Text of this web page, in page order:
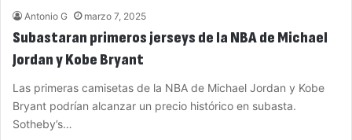
Antonio G marzo 7, 2025
Subastaran primeros jerseys de la NBA de Michael
Jordan y Kobe Bryant
Las primeras camisetas de la NBA de Michael Jordan y Kobe
Bryant podrían alcanzar un precio histórico en subasta.
Sotheby’s…